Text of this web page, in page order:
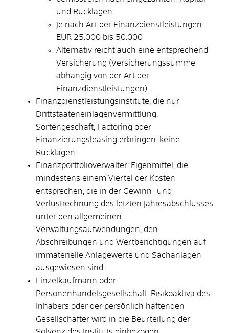
und Rücklagen
Je nach Art der Finanzdienstleistungen
EUR 25.000 bis 50.000
Alternativ reicht auch eine entsprechend
Versicherung (Versicherungssumme
abhängig von der Art der
Finanzdienstleistungen)
Finanzdienstleistungsinstitute, die nur
Drittstaateneinlagenvermittlung,
Sortengeschäft, Factoring oder
Finanzierungsleasing erbringen: keine
Rücklagen.
Finanzportfolioverwalter: Eigenmittel, die
mindestens einem Viertel der Kosten
entsprechen, die in der Gewinn- und
Verlustrechnung des letzten Jahresabschlusses
unter den allgemeinen
Verwaltungsaufwendungen, den
Abschreibungen und Wertberichtigungen auf
immaterielle Anlagewerte und Sachanlagen
ausgewiesen sind.
Einzelkaufmann oder
Personenhandelsgesellschaft: Risikoaktiva des
Inhabers oder der persönlich haftenden
Gesellschafter wird in die Beurteilung der